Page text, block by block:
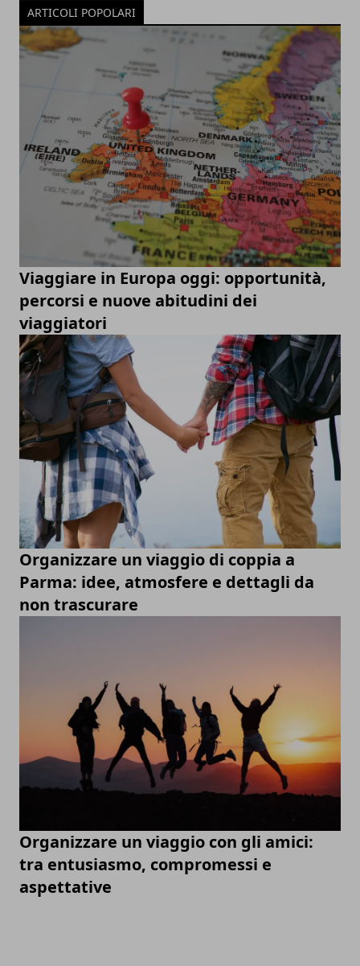
ARTICOLI POPOLARI
Viaggiare in Europa oggi: opportunità,
percorsi e nuove abitudini dei
viaggiatori
Organizzare un viaggio di coppia a
Parma: idee, atmosfere e dettagli da
non trascurare
Organizzare un viaggio con gli amici:
tra entusiasmo, compromessi e
aspettative